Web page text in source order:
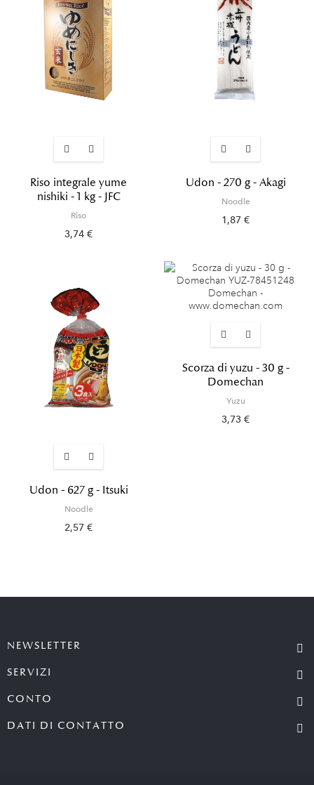
Riso integrale yume
nishiki - 1 kg - JFC
Riso
3,74 €
Udon - 270 g - Akagi
Noodle
1,87 €
Udon - 627 g - Itsuki
Noodle
2,57 €
Scorza di yuzu - 30 g -
Domechan
Yuzu
3,73 €
NEWSLETTER
SERVIZI
CONTO
DATI DI CONTATTO